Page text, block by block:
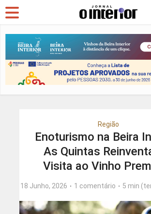
Região
Enoturismo na Beira
As Quintas
Visita ao Vinho
18 Junho, 2026 1 comentário 5 min